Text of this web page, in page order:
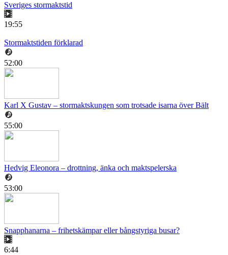
Sveriges stormaktstid
19:55
Stormaktstiden förklarad
52:00
Karl X Gustav – stormaktskungen som trotsade isarna över Bält
55:00
Hedvig Eleonora – drottning, änka och maktspelerska
53:00
Snapphanarna – frihetskämpar eller bångstyriga busar?
6:44